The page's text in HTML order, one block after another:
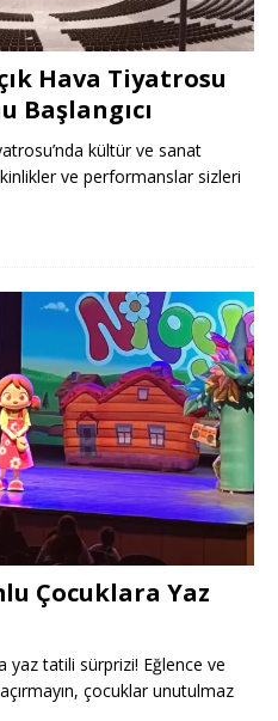
Hava Tiyatrosu
Başlangıcı
kültür ve sanat
ve performanslar sizleri
Çocuklara Yaz
yaz tatili sürprizi! Eğlence ve
çocuklar unutulmaz